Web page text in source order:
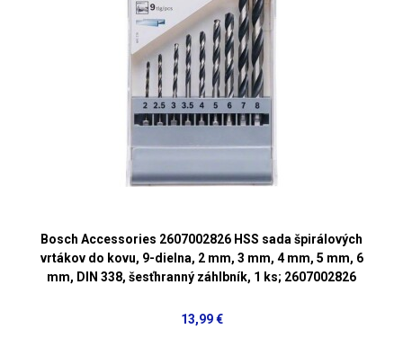
Bosch Accessories 2607002826 HSS sada špirálových
vrtákov do kovu, 9-dielna, 2 mm, 3 mm, 4 mm, 5 mm, 6
mm, DIN 338, šesťhranný záhlbník, 1 ks; 2607002826
13,99 €